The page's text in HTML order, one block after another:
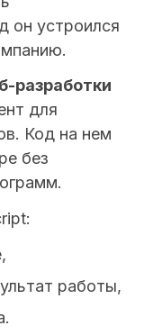
он устроился
разработки
для
Код на нем
без
работы,